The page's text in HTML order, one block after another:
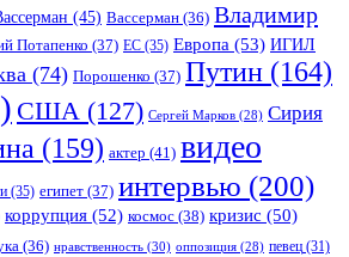
(45) Вассерман (36) Владимир
Потапенко (37) ЕС (35) Европа (53) ИГИЛ
(74) Порошенко (37) Путин (164)
США (127) Сергей Марков (28) Сирия
(159) актер (41) видео
(35) египет (37) интервью (200)
коррупция (52) космос (38) кризис (50)
(36) нравственность (30) оппозиция (28) певец (31)